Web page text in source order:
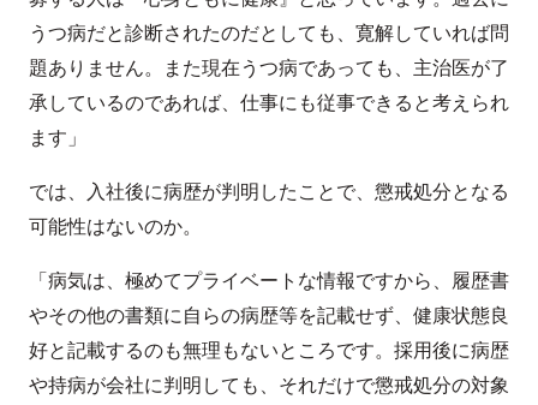
うつ病だと診断されたのだとしても、寛解していれば問
題ありません。また現在うつ病であっても、主治医が了
承しているのであれば、仕事にも従事できると考えられ
ます」
では、入社後に病歴が判明したことで、懲戒処分となる
可能性はないのか。
「病気は、極めてプライベートな情報ですから、履歴書
やその他の書類に自らの病歴等を記載せず、健康状態良
好と記載するのも無理もないところです。採用後に病歴
や持病が会社に判明しても、それだけで懲戒処分の対象